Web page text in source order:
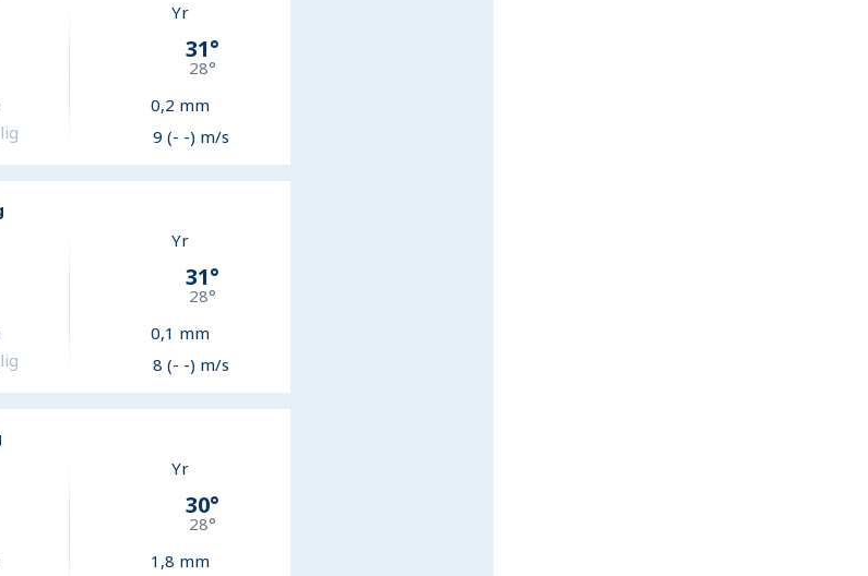
Yr
31°
28°
0,2 mm
9 (- -) m/s
Yr
31°
28°
0,1 mm
8 (- -) m/s
Yr
30°
28°
1,8 mm